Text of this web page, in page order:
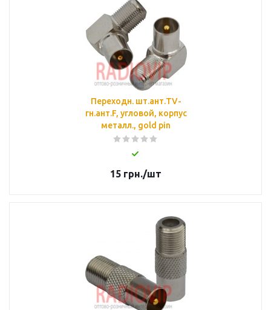
Переходн. шт.ант.TV-
гн.ант.F, угловой, корпус
металл., gold pin
15 грн./шт